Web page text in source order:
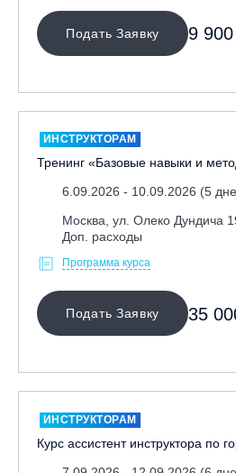
МЕСТО ПРОВЕДЕНИЯ
ОЧИСТИТЬ ФИЛЬТР
Подать Заявку 9
ИНСТРУКТОРАМ
Тренинг «Базовые навыки и
6.09.2026 - 10.09.2026 (5
Москва, ул. Олеко Дундича
Доп. расходы
Программа курса
Подать Заявку 35
ИНСТРУКТОРАМ
Курс ассистент инструктора по